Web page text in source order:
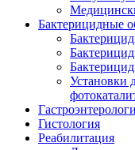
Бактерицидные
Установки
Гистология
Реабилитация